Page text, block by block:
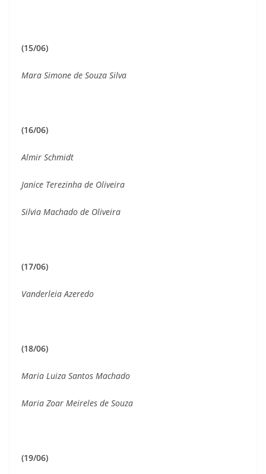
(15/06)
Mara Simone de Souza Silva
(16/06)
Almir Schmidt
Janice Terezinha de Oliveira
Silvia Machado de Oliveira
(17/06)
Vanderleia Azeredo
(18/06)
Maria Luiza Santos Machado
Maria Zoar Meireles de Souza
(19/06)